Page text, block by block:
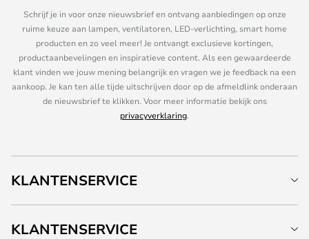
Schrijf je in voor onze nieuwsbrief en ontvang aanbiedingen op onze
ruime keuze aan lampen, ventilatoren, LED-verlichting, smart home
producten en zo veel meer! Je ontvangt exclusieve kortingen,
productaanbevelingen en inspiratieve content. Als een gewaardeerde
klant vinden we jouw mening belangrijk en vragen we je feedback na een
aankoop. Je kan ten alle tijde uitschrijven door op de afmeldlink onderaan
de nieuwsbrief te klikken. Voor meer informatie bekijk ons
privacyverklaring.
KLANTENSERVICE
KLANTENSERVICE